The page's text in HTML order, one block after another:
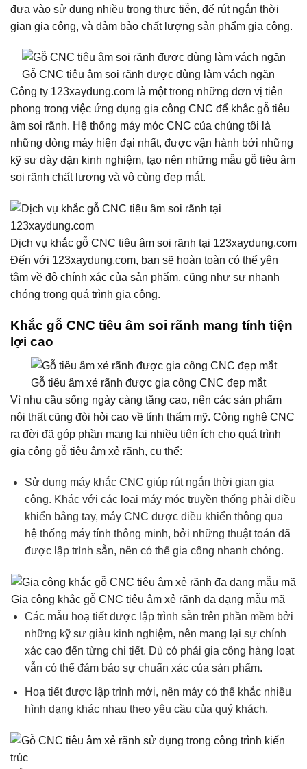
đưa vào sử dụng nhiều trong thực tiễn, để rút ngắn thời
gian gia công, và đảm bảo chất lượng sản phẩm gia công.
Gỗ CNC tiêu âm soi rãnh được dùng làm vách ngăn
Công ty 123xaydung.com là một trong những đơn vị tiên
phong trong việc ứng dụng gia công CNC để khắc gỗ tiêu
âm soi rãnh. Hệ thống máy móc CNC của chúng tôi là
những dòng máy hiện đại nhất, được vận hành bởi những
kỹ sư dày dặn kinh nghiệm, tạo nên những mẫu gỗ tiêu âm
soi rãnh chất lượng và vô cùng đẹp mắt.
Dịch vụ khắc gỗ CNC tiêu âm soi rãnh tại 123xaydung.com
Đến với 123xaydung.com, bạn sẽ hoàn toàn có thể yên
tâm về độ chính xác của sản phẩm, cũng như sự nhanh
chóng trong quá trình gia công.
Khắc gỗ CNC tiêu âm soi rãnh mang tính tiện
lợi cao
Gỗ tiêu âm xẻ rãnh được gia công CNC đẹp mắt
Vì nhu cầu sống ngày càng tăng cao, nên các sản phẩm
nội thất cũng đòi hỏi cao về tính thẩm mỹ. Công nghệ CNC
ra đời đã góp phần mang lại nhiều tiện ích cho quá trình
gia công gỗ tiêu âm xẻ rãnh, cụ thể:
Sử dụng máy khắc CNC giúp rút ngắn thời gian gia
công. Khác với các loại máy móc truyền thống phải điều
khiển bằng tay, máy CNC được điều khiển thông qua
hệ thống máy tính thông minh, bởi những thuật toán đã
được lập trình sẵn, nên có thể gia công nhanh chóng.
Gia công khắc gỗ CNC tiêu âm xẻ rãnh đa dạng mẫu mã
Các mẫu hoạ tiết được lập trình sẵn trên phần mềm bởi
những kỹ sư giàu kinh nghiệm, nên mang lại sự chính
xác cao đến từng chi tiết. Dù có phải gia công hàng loạt
vẫn có thể đảm bảo sự chuẩn xác của sản phẩm.
Hoạ tiết được lập trình mới, nên máy có thể khắc nhiều
hình dạng khác nhau theo yêu cầu của quý khách.